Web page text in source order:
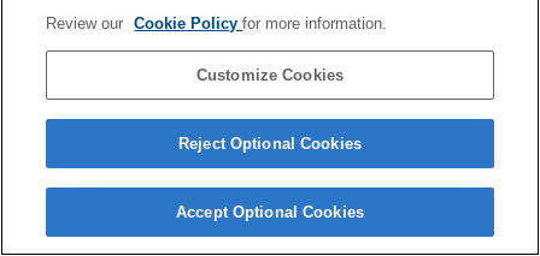
Review our Cookie Policyfor more information.
Customize Cookies
Reject Optional Cookies
Accept Optional Cookies